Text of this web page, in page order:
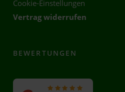
Cookie-Einstellungen
Vertrag widerrufen
BEWERTUNGEN